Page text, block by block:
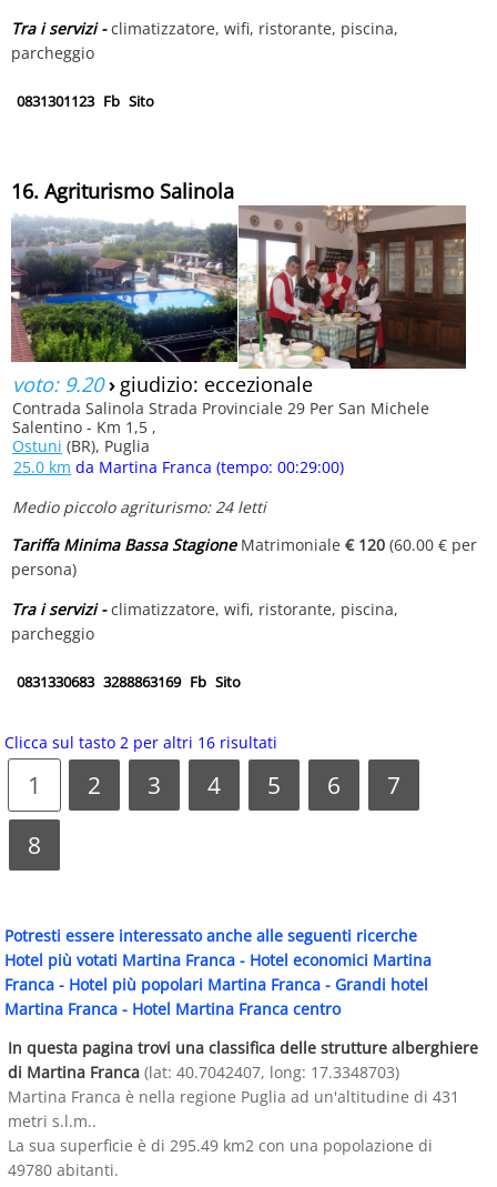
Tra i servizi -climatizzatore, wifi, ristorante, piscina,
parcheggio
0831301123 Fb Sito
16. Agriturismo Salinola
voto: 9.20› giudizio: eccezionale
Contrada Salinola Strada Provinciale 29 Per San Michele
Salentino - Km 1,5 ,
Ostuni (BR), Puglia
25.0 km da Martina Franca (tempo: 00:29:00)
Medio piccolo agriturismo: 24 letti
Tariffa Minima Bassa StagioneMatrimoniale € 120 (60.00 € per
persona)
Tra i servizi -climatizzatore, wifi, ristorante, piscina,
parcheggio
0831330683 3288863169 Fb Sito
Clicca sul tasto 2 per altri 16 risultati
1 2 3 4 5 6
7
8
Potresti essere interessato anche alle seguenti ricerche
Hotel più votati Martina Franca - Hotel economici Martina
Franca - Hotel più popolari Martina Franca - Grandi hotel
Martina Franca - Hotel Martina Franca centro
In questa pagina trovi una classifica delle strutture alberghiere
di Martina Franca (lat: 40.7042407, long: 17.3348703)
Martina Franca è nella regione Puglia ad un'altitudine di 431
metri s.l.m..
La sua superficie è di 295.49 km2 con una popolazione di
49780 abitanti.